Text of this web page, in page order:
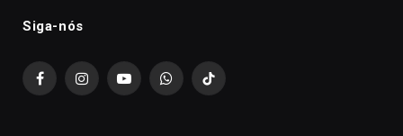
Siga-nós
FacebookInstagramYouTubeWhatsAppTikTok